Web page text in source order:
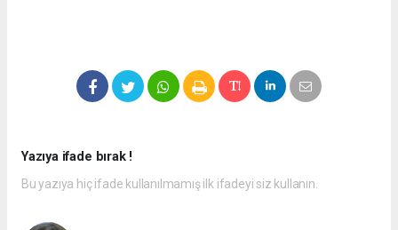
Yazıya ifade bırak !
Bu yazıya hiç ifade kullanılmamış ilk ifadeyi siz kullanın.